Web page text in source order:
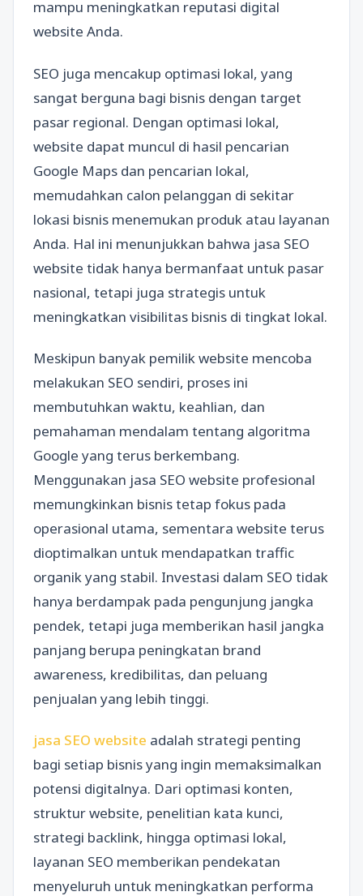
mampu meningkatkan reputasi digital
website Anda.
SEO juga mencakup optimasi lokal, yang
sangat berguna bagi bisnis dengan target
pasar regional. Dengan optimasi lokal,
website dapat muncul di hasil pencarian
Google Maps dan pencarian lokal,
memudahkan calon pelanggan di sekitar
lokasi bisnis menemukan produk atau layanan
Anda. Hal ini menunjukkan bahwa jasa SEO
website tidak hanya bermanfaat untuk pasar
nasional, tetapi juga strategis untuk
meningkatkan visibilitas bisnis di tingkat lokal.
Meskipun banyak pemilik website mencoba
melakukan SEO sendiri, proses ini
membutuhkan waktu, keahlian, dan
pemahaman mendalam tentang algoritma
Google yang terus berkembang.
Menggunakan jasa SEO website profesional
memungkinkan bisnis tetap fokus pada
operasional utama, sementara website terus
dioptimalkan untuk mendapatkan traffic
organik yang stabil. Investasi dalam SEO tidak
hanya berdampak pada pengunjung jangka
pendek, tetapi juga memberikan hasil jangka
panjang berupa peningkatan brand
awareness, kredibilitas, dan peluang
penjualan yang lebih tinggi.
jasa SEO website adalah strategi penting
bagi setiap bisnis yang ingin memaksimalkan
potensi digitalnya. Dari optimasi konten,
struktur website, penelitian kata kunci,
strategi backlink, hingga optimasi lokal,
layanan SEO memberikan pendekatan
menyeluruh untuk meningkatkan performa